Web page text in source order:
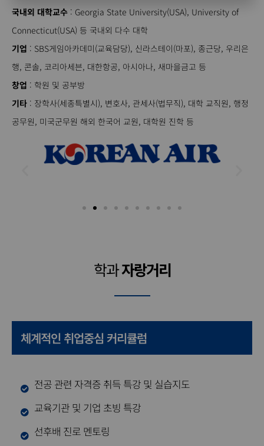
국내외 대학교수 : Georgia State University(USA), University of
Connecticut(USA) 등 국내외 다수 대학
기업 : SBS게임아카데미(교육담당), 신라스테이(마포), 종근당, 우리은
행, 콘솔, 코리아세븐, 대한항공, 아시아나, 새마을금고 등
창업 : 학원 및 공부방
기타 : 장학사(세종특별시), 변호사, 관세사(법무직), 대학 교직원, 행정
공무원, 미국군무원 해외 한국어 교원, 대학원 진학 등
학과자랑거리
체계적인 취업중심 커리큘럼
전공 관련 자격증 취득 특강 및 실습지도
교육기관 및 기업 초빙 특강
선후배 진로 멘토링